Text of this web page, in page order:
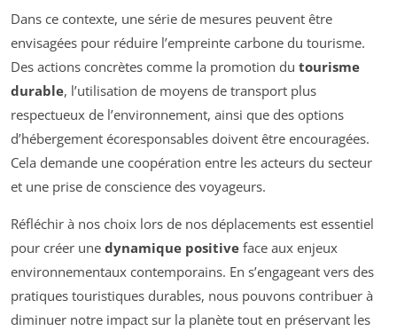
Dans ce contexte, une série de mesures peuvent être
envisagées pour réduire l’empreinte carbone du tourisme.
Des actions concrètes comme la promotion du tourisme
durable, l’utilisation de moyens de transport plus
respectueux de l’environnement, ainsi que des options
d’hébergement écoresponsables doivent être encouragées.
Cela demande une coopération entre les acteurs du secteur
et une prise de conscience des voyageurs.
Réfléchir à nos choix lors de nos déplacements est essentiel
pour créer une dynamique positive face aux enjeux
environnementaux contemporains. En s’engageant vers des
pratiques touristiques durables, nous pouvons contribuer à
diminuer notre impact sur la planète tout en préservant les